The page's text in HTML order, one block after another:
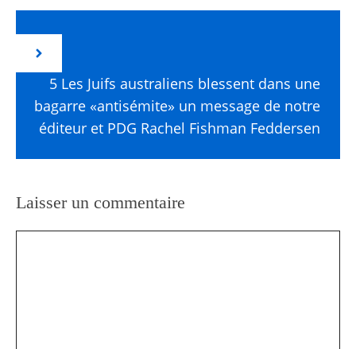
5 Les Juifs australiens blessent dans une
bagarre «antisémite» un message de notre
éditeur et PDG Rachel Fishman Feddersen
Laisser un commentaire